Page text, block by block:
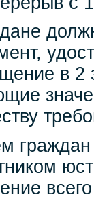
в 2